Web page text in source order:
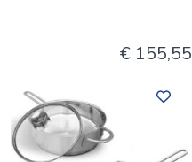
€ 155,55